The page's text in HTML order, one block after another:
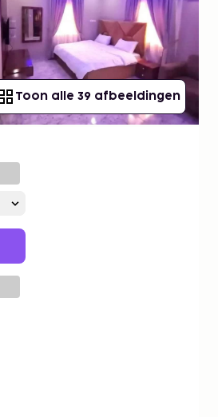
Toon alle 39 afbeeldingen